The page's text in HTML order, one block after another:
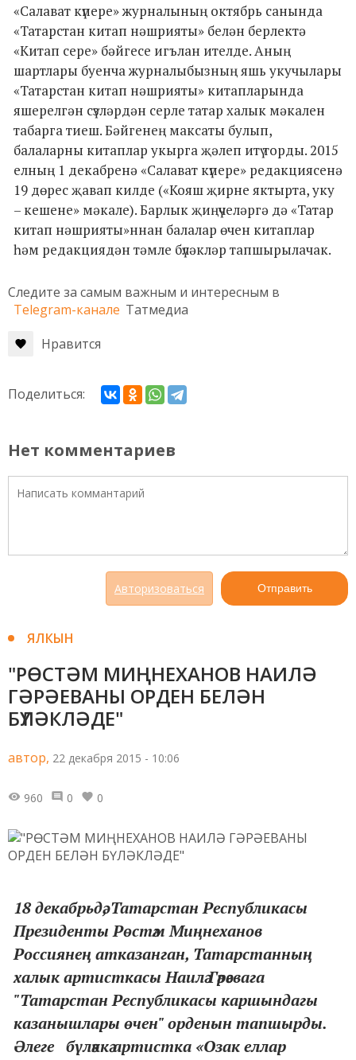
«Салават күпере» журналының октябрь санында
«Татарстан китап нәшрияты» белән берлектә
«Китап сере» бәйгесе игълан ителде. Аның
шартлары буенча журналыбызның яшь укучылары
«Татарстан китап нәшрияты» китапларында
яшерелгән сүзләрдән серле татар халык мәкален
табарга тиеш. Бәйгенең максаты булып,
балаларны китаплар укырга җәлеп итү торды. 2015
елның 1 декабренә «Салават күпере» редакциясенә
19 дөрес җавап килде («Кояш җирне яктырта, уку
– кешене» мәкале). Барлык җиңүчеләргә дә «Татар
китап нәшрияты»ннан балалар өчен китаплар
һәм редакциядән тәмле бүләкләр тапшырылачак.
Следите за самым важным и интересным в
Telegram-канале Татмедиа
Нравится
Поделиться:
Нет комментариев
Авторизоваться Отправить
ЯЛКЫН
"РӨСТӘМ МИҢНЕХАНОВ НАИЛӘ
ГӘРӘЕВАНЫ ОРДЕН БЕЛӘН
БҮЛӘКЛӘДЕ"
автор, 22 декабря 2015 - 10:06
960 0 0
18 декабрьдә, Татарстан Республикасы
Президенты Рөстәм Миңнеханов
Россиянең атказанган, Татарстанның
халык артисткасы Наилә Гәрәевага
"Татарстан Республикасы каршындагы
казанышлары өчен" орденын тапшырды.
Әлеге бүләккә артистка «Озак еллар